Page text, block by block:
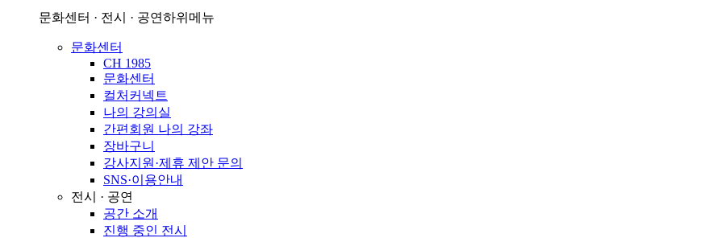
문화센터 · 전시 · 공연하위메뉴
문화센터
CH 1985
문화센터
컬처커넥트
나의 강의실
간편회원 나의 강좌
장바구니
강사지원·제휴 제안 문의
SNS·이용안내
전시 · 공연
공간 소개
진행 중인 전시